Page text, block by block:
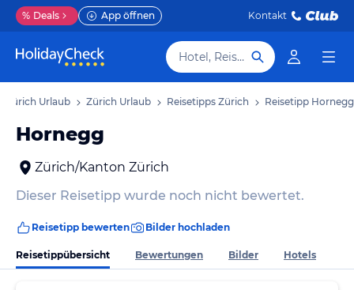
% Deals App öffnen Kontakt
Hotel, Reiseziel
Zürich Urlaub Zürich Urlaub Reisetipps Zürich Reisetipp Hornegg
Hornegg
Zürich/Kanton Zürich
Dieser Reisetipp wurde noch nicht bewertet.
Reisetipp bewerten Bilder hochladen
Reisetippübersicht Bewertungen Bilder Hotels